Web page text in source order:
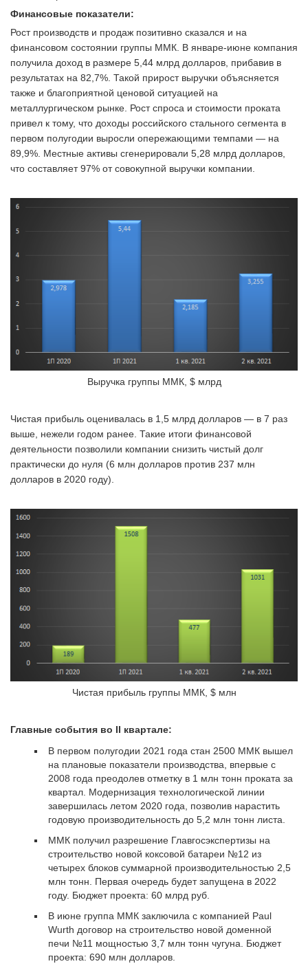
Финансовые показатели:
Рост производств и продаж позитивно сказался и на
финансовом состоянии группы ММК. В январе-июне компания
получила доход в размере 5,44 млрд долларов, прибавив в
результатах на 82,7%. Такой прирост выручки объясняется
также и благоприятной ценовой ситуацией на
металлургическом рынке. Рост спроса и стоимости проката
привел к тому, что доходы российского стального сегмента в
первом полугодии выросли опережающими темпами — на
89,9%. Местные активы сгенерировали 5,28 млрд долларов,
что составляет 97% от совокупной выручки компании.
Выручка группы ММК, $ млрд
Чистая прибыль оценивалась в 1,5 млрд долларов — в 7 раз
выше, нежели годом ранее. Такие итоги финансовой
деятельности позволили компании снизить чистый долг
практически до нуля (6 млн долларов против 237 млн
долларов в 2020 году).
Чистая прибыль группы ММК, $ млн
Главные события во II квартале:
В первом полугодии 2021 года стан 2500 ММК вышел
на плановые показатели производства, впервые с
2008 года преодолев отметку в 1 млн тонн проката за
квартал. Модернизация технологической линии
завершилась летом 2020 года, позволив нарастить
годовую производительность до 5,2 млн тонн листа.
ММК получил разрешение Главгосэкспертизы на
строительство новой коксовой батареи №12 из
четырех блоков суммарной производительностью 2,5
млн тонн. Первая очередь будет запущена в 2022
году. Бюджет проекта: 60 млрд руб.
В июне группа ММК заключила с компанией Paul
Wurth договор на строительство новой доменной
печи №11 мощностью 3,7 млн тонн чугуна. Бюджет
проекта: 690 млн долларов.